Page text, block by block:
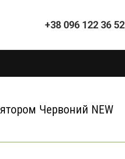
+38 096 122 36 52
Червоний NEW